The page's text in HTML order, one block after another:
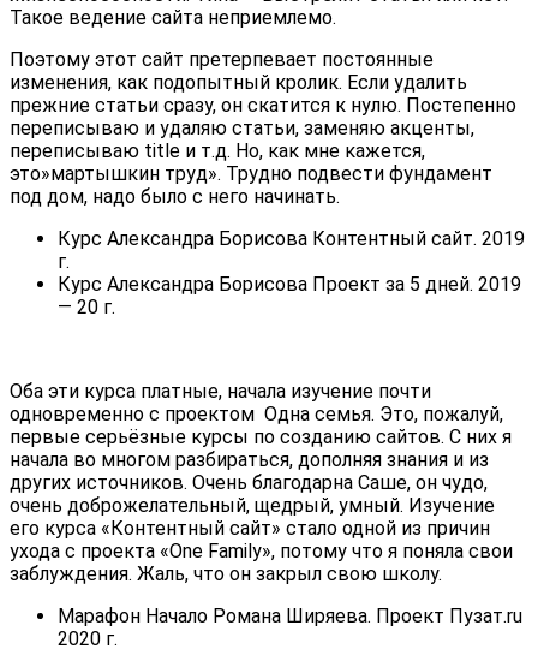
Такое ведение сайта неприемлемо.
Поэтому этот сайт претерпевает постоянные
изменения, как подопытный кролик. Если удалить
прежние статьи сразу, он скатится к нулю. Постепенно
переписываю и удаляю статьи, заменяю акценты,
переписываю title и т.д. Но, как мне кажется,
это»мартышкин труд». Трудно подвести фундамент
под дом, надо было с него начинать.
Курс Александра Борисова Контентный сайт. 2019
г.
Курс Александра Борисова Проект за 5 дней. 2019
— 20 г.
Оба эти курса платные, начала изучение почти
одновременно с проектом Одна семья. Это, пожалуй,
первые серьёзные курсы по созданию сайтов. С них я
начала во многом разбираться, дополняя знания и из
других источников. Очень благодарна Саше, он чудо,
очень доброжелательный, щедрый, умный. Изучение
его курса «Контентный сайт» стало одной из причин
ухода с проекта «One Family», потому что я поняла свои
заблуждения. Жаль, что он закрыл свою школу.
Марафон Начало Романа Ширяева. Проект Пузат.ru
2020 г.